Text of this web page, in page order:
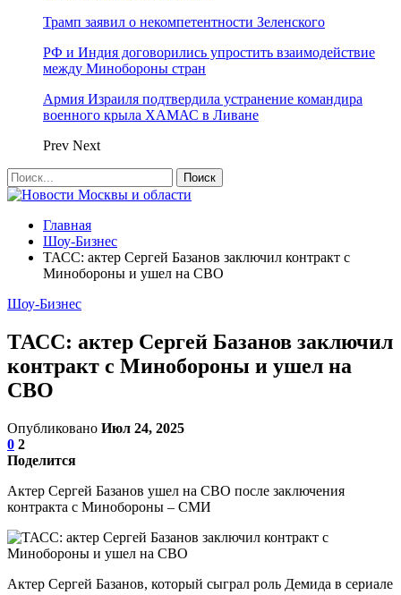
Трамп заявил о некомпетентности Зеленского
РФ и Индия договорились упростить взаимодействие
между Минобороны стран
Армия Израиля подтвердила устранение командира
военного крыла ХАМАС в Ливане
Prev Next
Главная
Шоу-Бизнес
ТАСС: актер Сергей Базанов заключил контракт с
Минобороны и ушел на СВО
Шоу-Бизнес
ТАСС: актер Сергей Базанов заключил
контракт с Минобороны и ушел на
СВО
Опубликовано Июл 24, 2025
0 2
Поделится
Актер Сергей Базанов ушел на СВО после заключения
контракта с Минобороны – СМИ
Актер Сергей Базанов, который сыграл роль Демида в сериале